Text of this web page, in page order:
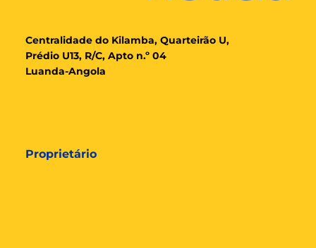
Centralidade do Kilamba, Quarteirão U,
Prédio U13, R/C, Apto n.º 04
Luanda-Angola
Proprietário